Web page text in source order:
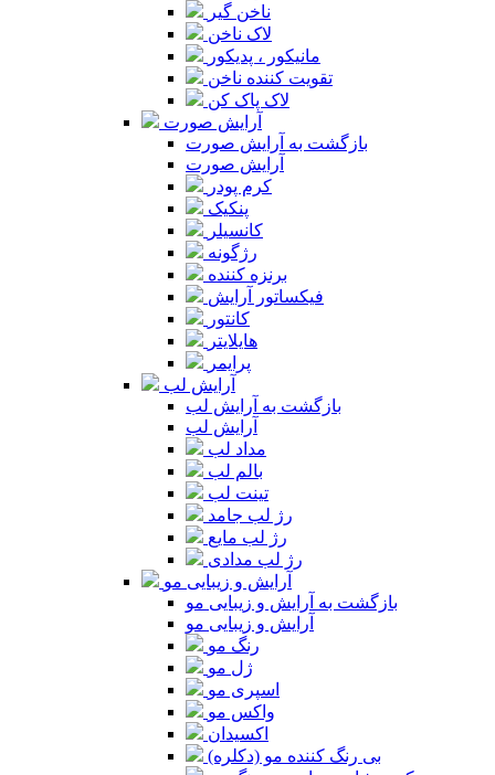
ناخن گیر
لاک ناخن
مانیکور ، پدیکور
تقویت کننده ناخن
لاک پاک کن
آرایش صورت
بازگشت به آرایش صورت
آرایش صورت
کرم پودر
پنکیک
کانسیلر
رژگونه
برنزه کننده
فیکساتور آرایش
کانتور
هایلایتر
پرایمر
آرایش لب
بازگشت به آرایش لب
آرایش لب
مداد لب
بالم لب
تینت لب
رژ لب جامد
رژ لب مایع
رژ لب مدادی
آرایش و زیبایی مو
بازگشت به آرایش و زیبایی مو
آرایش و زیبایی مو
رنگ مو
ژل مو
اسپری مو
واکس مو
اکسیدان
بی رنگ کننده مو (دکلره)